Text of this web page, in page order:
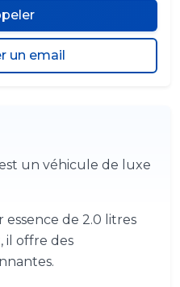
un email
un véhicule de luxe
de 2.0 litres
il offre des